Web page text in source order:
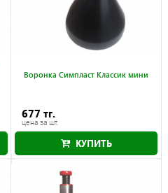
Воронка Симпласт Классик мини
677 тг.
цена за шт.
КУПИТЬ